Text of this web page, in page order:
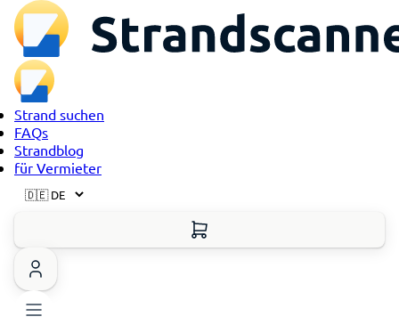
Strand suchen
FAQs
Strandblog
für Vermieter